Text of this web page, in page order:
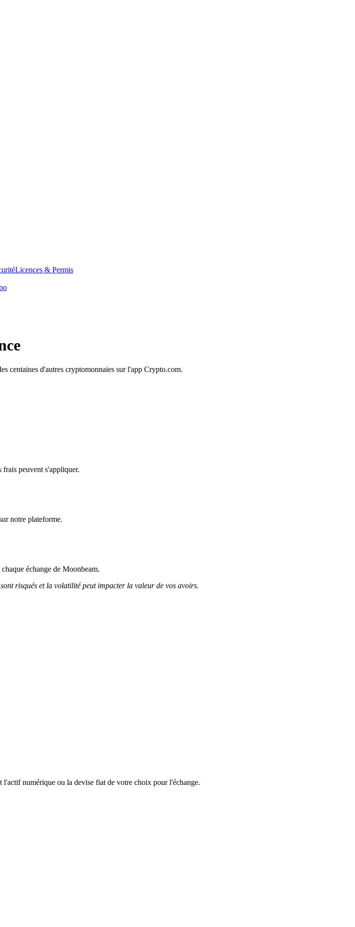
Licences & Permis
centaines d'autres cryptomonnaies sur l'app Crypto.com.
frais peuvent s'appliquer.
notre plateforme.
échange de Moonbeam.
risqués et la volatilité peut impacter la valeur de vos avoirs.
numérique ou la devise fiat de votre choix pour l'échange.